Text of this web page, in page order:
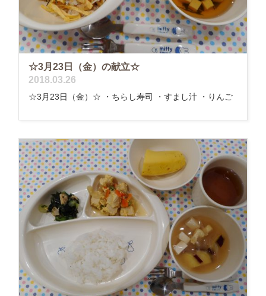
☆3月23日（金）の献立☆
2018.03.26
☆3月23日（金）☆ ・ちらし寿司 ・すまし汁 ・りんご